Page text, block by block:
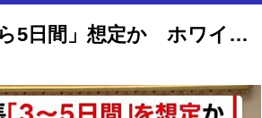
トランプ大統領、イランとの停戦延長「3日間から5日間」想定か ホワイトハウスは否定